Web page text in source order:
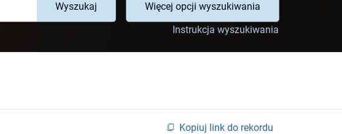
Wyszukaj
Więcej opcji wyszukiwania
Instrukcja wyszukiwania
Kopiuj link do rekordu